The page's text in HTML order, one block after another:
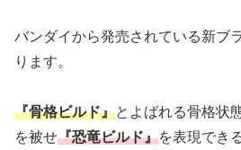
バンダイから発売されている新ブ
ります。
『骨格ビルド』とよばれる骨格状
を被せ『恐竜ビルド』を表現でき